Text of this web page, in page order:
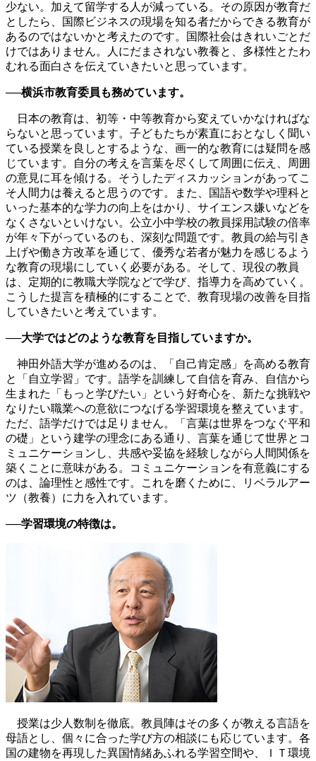
少ない。加えて留学する人が減っている。その原因が教育だ
としたら、国際ビジネスの現場を知る者だからできる教育が
あるのではないかと考えたのです。国際社会はきれいごとだ
けではありません。人にだまされない教養と、多様性とたわ
むれる面白さを伝えていきたいと思っています。
──横浜市教育委員も務めています。
日本の教育は、初等・中等教育から変えていかなければな
らないと思っています。子どもたちが素直におとなしく聞い
ている授業を良しとするような、画一的な教育には疑問を感
じています。自分の考えを言葉を尽くして周囲に伝え、周囲
の意見に耳を傾ける。そうしたディスカッションがあってこ
そ人間力は養えると思うのです。また、国語や数学や理科と
いった基本的な学力の向上をはかり、サイエンス嫌いなどを
なくさないといけない。公立小中学校の教員採用試験の倍率
が年々下がっているのも、深刻な問題です。教員の給与引き
上げや働き方改革を通じて、優秀な若者が魅力を感じるよう
な教育の現場にしていく必要がある。そして、現役の教員
は、定期的に教職大学院などで学び、指導力を高めていく。
こうした提言を積極的にすることで、教育現場の改善を目指
していきたいと考えています。
──大学ではどのような教育を目指していますか。
神田外語大学が進めるのは、「自己肯定感」を高める教育
と「自立学習」です。語学を訓練して自信を育み、自信から
生まれた「もっと学びたい」という好奇心を、新たな挑戦や
なりたい職業への意欲につなげる学習環境を整えています。
ただ、語学だけでは足りません。「言葉は世界をつなぐ平和
の礎」という建学の理念にある通り、言葉を通じて世界とコ
ミュニケーションし、共感や妥協を経験しながら人間関係を
築くことに意味がある。コミュニケーションを有意義にする
のは、論理性と感性です。これを磨くために、リベラルアー
ツ（教養）に力を入れています。
──学習環境の特徴は。
授業は少人数制を徹底。教員陣はその多くが教える言語を
母語とし、個々に合った学び方の相談にも応じています。各
国の建物を再現した異国情緒あふれる学習空間や、ＩＴ環境